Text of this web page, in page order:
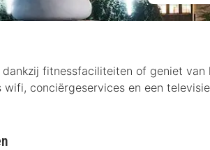
dankzij fitnessfaciliteiten of geniet
conciërgeservices en een